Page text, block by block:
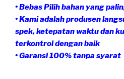
• Bebas Pilih bahan yang
• Kami adalah produsen
spek, ketepatan waktu dan
terkontrol dengan baik
• Garansi 100% tanpa syarat